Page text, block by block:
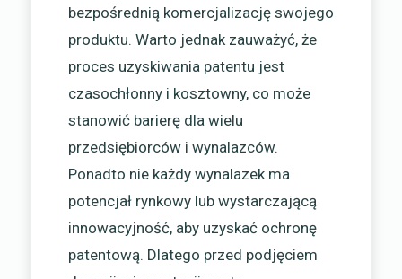
bezpośrednią komercjalizację swojego
produktu. Warto jednak zauważyć, że
proces uzyskiwania patentu jest
czasochłonny i kosztowny, co może
stanowić barierę dla wielu
przedsiębiorców i wynalazców.
Ponadto nie każdy wynalazek ma
potencjał rynkowy lub wystarczającą
innowacyjność, aby uzyskać ochronę
patentową. Dlatego przed podjęciem